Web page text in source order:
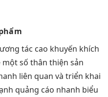
tác cao khuyến khích
một số thân thiện sản
liên quan và triển khai
quảng cáo nhanh biểu